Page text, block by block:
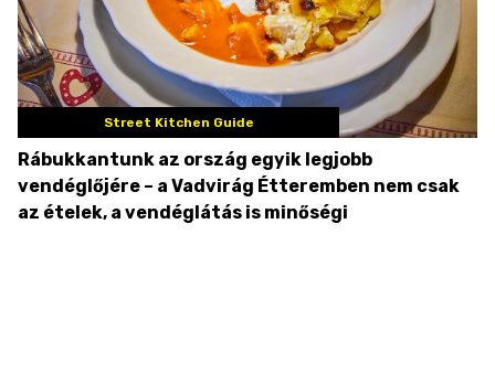
Street Kitchen Guide
Rábukkantunk az ország egyik legjobb
vendéglőjére – a Vadvirág Étteremben nem csak
az ételek, a vendéglátás is minőségi